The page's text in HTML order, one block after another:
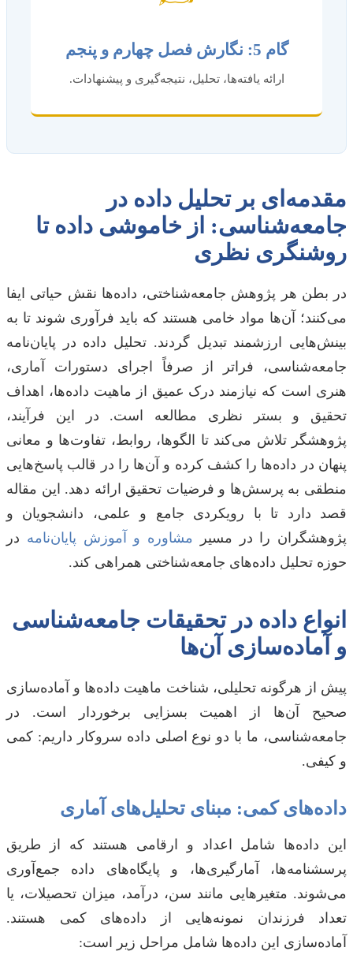
گام 5: نگارش فصل چهارم و پنجم
ارائه یافته‌ها، تحلیل، نتیجه‌گیری و پیشنهادات.
مقدمه‌ای بر تحلیل داده در
جامعه‌شناسی: از خاموشی داده تا
روشنگری نظری
در بطن هر پژوهش جامعه‌شناختی، داده‌ها نقش حیاتی ایفا
می‌کنند؛ آن‌ها مواد خامی هستند که باید فرآوری شوند تا به
بینش‌هایی ارزشمند تبدیل گردند. تحلیل داده در پایان‌نامه
جامعه‌شناسی، فراتر از صرفاً اجرای دستورات آماری،
هنری است که نیازمند درک عمیق از ماهیت داده‌ها، اهداف
تحقیق و بستر نظری مطالعه است. در این فرآیند،
پژوهشگر تلاش می‌کند تا الگوها، روابط، تفاوت‌ها و معانی
پنهان در داده‌ها را کشف کرده و آن‌ها را در قالب پاسخ‌هایی
منطقی به پرسش‌ها و فرضیات تحقیق ارائه دهد. این مقاله
قصد دارد تا با رویکردی جامع و علمی، دانشجویان و
پژوهشگران را در مسیر مشاوره و آموزش پایان‌نامه در
حوزه تحلیل داده‌های جامعه‌شناختی همراهی کند.
انواع داده در تحقیقات جامعه‌شناسی
و آماده‌سازی آن‌ها
پیش از هرگونه تحلیلی، شناخت ماهیت داده‌ها و آماده‌سازی
صحیح آن‌ها از اهمیت بسزایی برخوردار است. در
جامعه‌شناسی، ما با دو نوع اصلی داده سروکار داریم: کمی
و کیفی.
داده‌های کمی: مبنای تحلیل‌های آماری
این داده‌ها شامل اعداد و ارقامی هستند که از طریق
پرسشنامه‌ها، آمارگیری‌ها، و پایگاه‌های داده جمع‌آوری
می‌شوند. متغیرهایی مانند سن، درآمد، میزان تحصیلات، یا
تعداد فرزندان نمونه‌هایی از داده‌های کمی هستند.
آماده‌سازی این داده‌ها شامل مراحل زیر است: